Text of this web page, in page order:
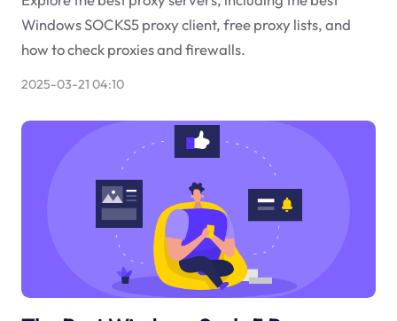
Windows SOCKS5 proxy client, free proxy lists, and
how to check proxies and firewalls.
2025-03-21 04:10